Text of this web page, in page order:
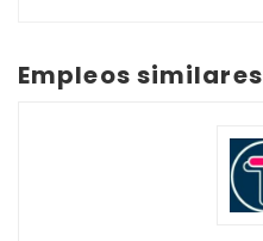
Empleos similares